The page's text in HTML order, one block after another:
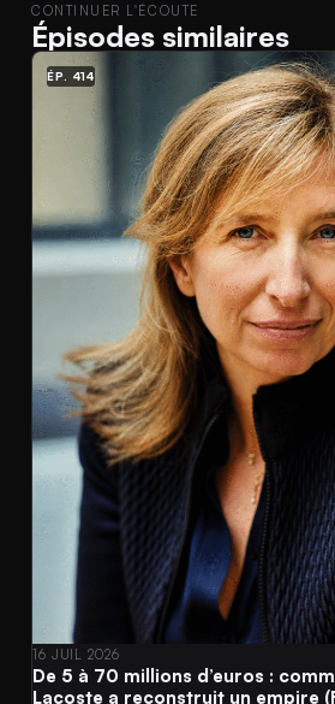
CONTINUER L'ÉCOUTE
Épisodes similaires
ÉP. 414
16 JUIL 2026
De 5 à 70 millions d’euros :
Lacoste a reconstruit un empire